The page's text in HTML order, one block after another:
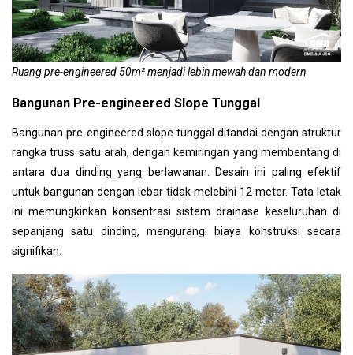
Ruang pre-engineered 50m² menjadi lebih mewah dan modern
Bangunan Pre-engineered Slope Tunggal
Bangunan pre-engineered slope tunggal ditandai dengan struktur
rangka truss satu arah, dengan kemiringan yang membentang di
antara dua dinding yang berlawanan. Desain ini paling efektif
untuk bangunan dengan lebar tidak melebihi 12 meter. Tata letak
ini memungkinkan konsentrasi sistem drainase keseluruhan di
sepanjang satu dinding, mengurangi biaya konstruksi secara
signifikan.